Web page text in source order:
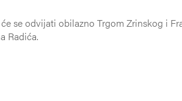
se odvijati obilazno Trgom Zrinskog i
Radića.